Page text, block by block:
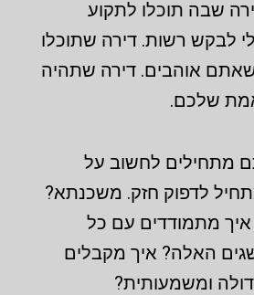
שבה תוכלו לתקוע
לבקש רשות. דירה שתוכלו
אוהבים. דירה שתהיה
שלכם.
מתחילים לחשוב על
לדפוק חזק. משכנתא?
איך מתמודדים עם כל
האלה? איך מקבלים
ומשמעותית?